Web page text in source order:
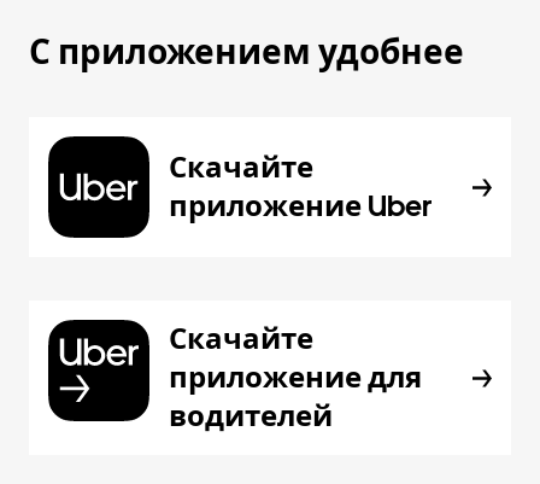
С приложением удобнее
Скачайте
приложение Uber
Скачайте
приложение для
водителей